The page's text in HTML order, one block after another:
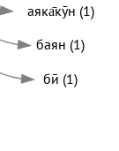
аяка̄кӯн (1)
баян (1)
бӣ (1)